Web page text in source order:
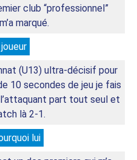
club “professionnel”
marqué.
(U13) ultra-décisif pour
10 secondes de jeu je fais
part tout seul et
là 2-1.
lui